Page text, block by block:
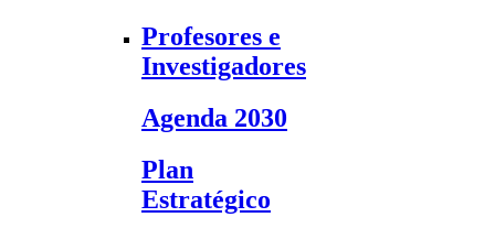
Profesores e
Investigadores
Agenda 2030
Plan
Estratégico